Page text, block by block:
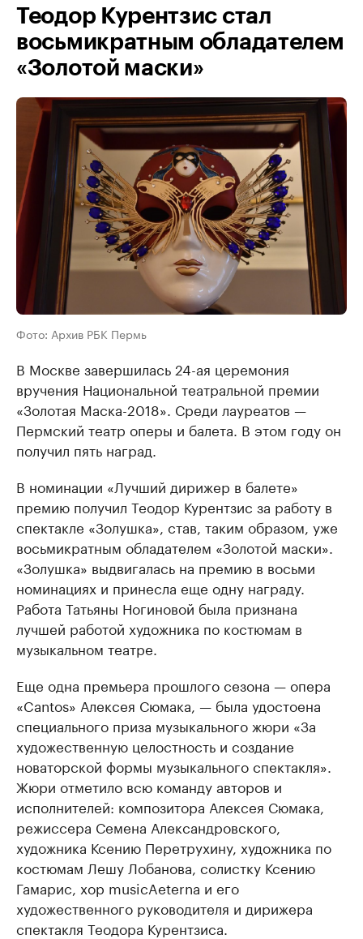
Теодор Курентзис стал
восьмикратным обладателем
«Золотой маски»
Фото: Архив РБК Пермь
В Москве завершилась 24-ая церемония
вручения Национальной театральной премии
«Золотая Маска-2018». Среди лауреатов —
Пермский театр оперы и балета. В этом году он
получил пять наград.
В номинации «Лучший дирижер в балете»
премию получил Теодор Курентзис за работу в
спектакле «Золушка», став, таким образом, уже
восьмикратным обладателем «Золотой маски».
«Золушка» выдвигалась на премию в восьми
номинациях и принесла еще одну награду.
Работа Татьяны Ногиновой была признана
лучшей работой художника по костюмам в
музыкальном театре.
Еще одна премьера прошлого сезона — опера
«Cantos» Алексея Сюмака, — была удостоена
специального приза музыкального жюри «За
художественную целостность и создание
новаторской формы музыкального спектакля».
Жюри отметило всю команду авторов и
исполнителей: композитора Алексея Сюмака,
режиссера Семена Александровского,
художника Ксению Перетрухину, художника по
костюмам Лешу Лобанова, солистку Ксению
Гамарис, хор musicAeterna и его
художественного руководителя и дирижера
спектакля Теодора Курентзиса.